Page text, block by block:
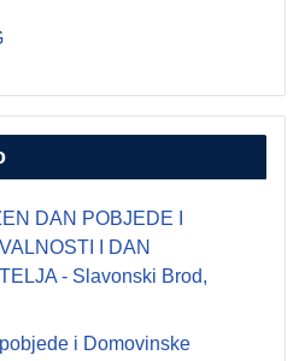
DAN POBJEDE I
I DAN
- Slavonski Brod,
i Domovinske